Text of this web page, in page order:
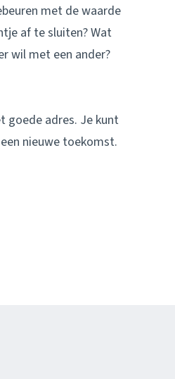
met de waarde
af te sluiten? Wat
wil met een ander?
goede adres. Je kunt
nieuwe toekomst.